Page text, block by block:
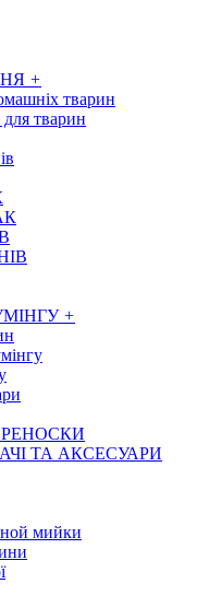
+
тварин
для тварин
+
ТА АКСЕСУАРИ
мийки